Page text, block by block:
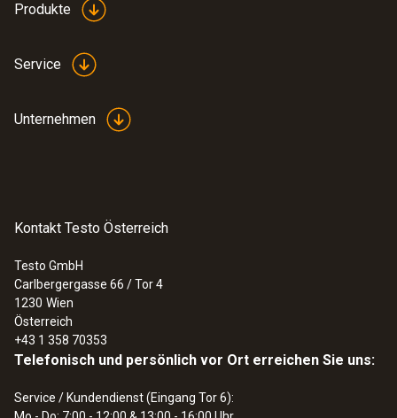
Produkte
Service
Unternehmen
Kontakt Testo Österreich
Testo GmbH
Carlbergergasse 66 / Tor 4
1230 Wien
Österreich
+43 1 358 70353
Telefonisch und persönlich vor Ort erreichen Sie uns:
Service / Kundendienst (Eingang Tor 6):